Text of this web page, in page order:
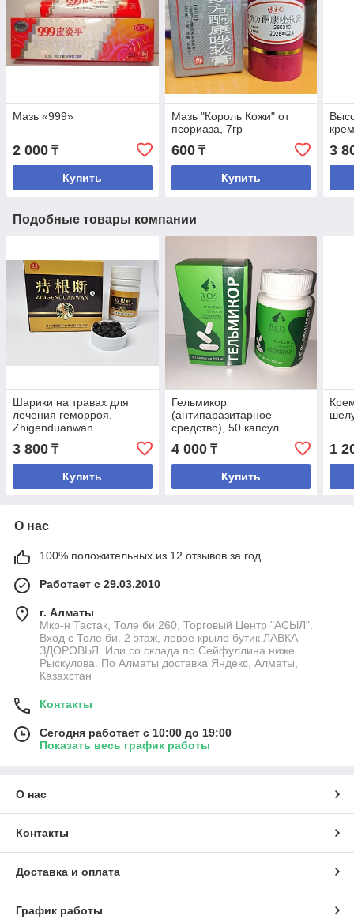
Мазь «999»
2 000 ₸
Купить
Мазь "Король Кожи" от
псориаза, 7гр
600₸
Купить
3
Подобные товары компании
Шарики на травах для
лечения геморроя.
Zhigenduanwan
3 800 ₸
Купить
Гельмикор
(антипаразитарное
средство), 50 капсул
4 000₸
Купить
1
О нас
100% положительных из 12 отзывов за год
Работает с 29.03.2010
г. Алматы
Мкр-н Тастак, Толе би 260, Торговый Центр "АСЫЛ".
Вход с Толе би. 2 этаж, левое крыло бутик ЛАВКА
ЗДОРОВЬЯ. Или со склада по Сейфуллина ниже
Рыскулова. По Алматы доставка Яндекс, Алматы,
Казахстан
Контакты
Сегодня работает с 10:00 до 19:00
Показать весь график работы
О нас
Контакты
Доставка и оплата
График работы